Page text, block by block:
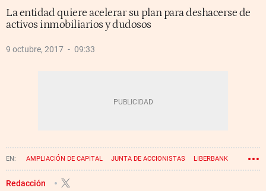
La entidad quiere acelerar su plan para deshacerse de
activos inmobiliarios y dudosos
9 octubre, 2017 09:33
AMPLIACIÓN DE CAPITAL JUNTA DE ACCIONISTAS LIBERBANK
Redacción